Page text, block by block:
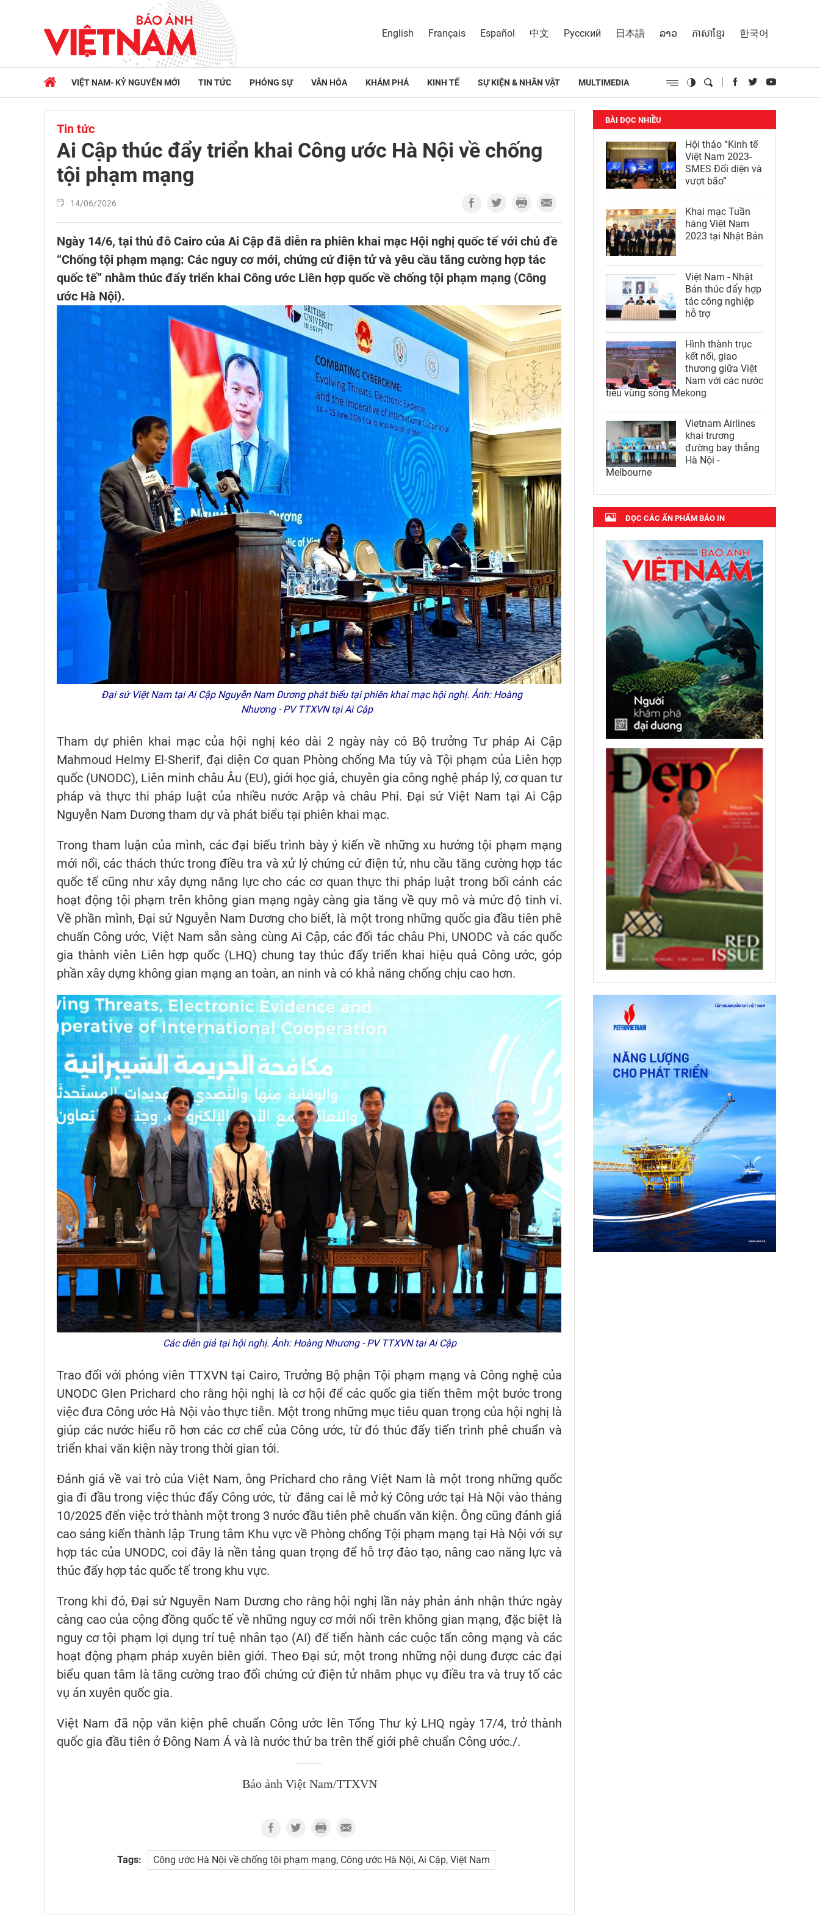
English Français Español 中文 Русский 日本語 ລາວ ភាសាខ្មែរ 한국어
VIỆT NAM- KỶ NGUYÊN MỚI TIN TỨC PHÓNG SỰ VĂN HÓA KHÁM PHÁ KINH TẾ SỰ KIỆN & NHÂN VẬT MULTIMEDIA
Tin tức
Ai Cập thúc đẩy triển khai Công ước Hà Nội về chống
tội phạm mạng
14/06/2026
Ngày 14/6, tại thủ đô Cairo của Ai Cập đã diễn ra phiên khai mạc Hội nghị quốc tế với chủ đề
“Chống tội phạm mạng: Các nguy cơ mới, chứng cứ điện tử và yêu cầu tăng cường hợp tác
quốc tế” nhằm thúc đẩy triển khai Công ước Liên hợp quốc về chống tội phạm mạng (Công
ước Hà Nội).
Đại sứ Việt Nam tại Ai Cập Nguyễn Nam Dương phát biểu tại phiên khai mạc hội nghị. Ảnh: Hoàng
Nhương - PV TTXVN tại Ai Cập
Tham dự phiên khai mạc của hội nghị kéo dài 2 ngày này có Bộ trưởng Tư pháp Ai Cập
Mahmoud Helmy El-Sherif, đại diện Cơ quan Phòng chống Ma túy và Tội phạm của Liên hợp
quốc (UNODC), Liên minh châu Âu (EU), giới học giả, chuyên gia công nghệ pháp lý, cơ quan tư
pháp và thực thi pháp luật của nhiều nước Arập và châu Phi. Đại sứ Việt Nam tại Ai Cập
Nguyễn Nam Dương tham dự và phát biểu tại phiên khai mạc.
Trong tham luận của mình, các đại biểu trình bày ý kiến về những xu hướng tội phạm mạng
mới nổi, các thách thức trong điều tra và xử lý chứng cứ điện tử, nhu cầu tăng cường hợp tác
quốc tế cũng như xây dựng năng lực cho các cơ quan thực thi pháp luật trong bối cảnh các
hoạt động tội phạm trên không gian mạng ngày càng gia tăng về quy mô và mức độ tinh vi.
Về phần mình, Đại sứ Nguyễn Nam Dương cho biết, là một trong những quốc gia đầu tiên phê
chuẩn Công ước, Việt Nam sẵn sàng cùng Ai Cập, các đối tác châu Phi, UNODC và các quốc
gia thành viên Liên hợp quốc (LHQ) chung tay thúc đẩy triển khai hiệu quả Công ước, góp
phần xây dựng không gian mạng an toàn, an ninh và có khả năng chống chịu cao hơn.
Các diễn giả tại hội nghị. Ảnh: Hoàng Nhương - PV TTXVN tại Ai Cập
Trao đổi với phóng viên TTXVN tại Cairo, Trưởng Bộ phận Tội phạm mạng và Công nghệ của
UNODC Glen Prichard cho rằng hội nghị là cơ hội để các quốc gia tiến thêm một bước trong
việc đưa Công ước Hà Nội vào thực tiễn. Một trong những mục tiêu quan trọng của hội nghị là
giúp các nước hiểu rõ hơn các cơ chế của Công ước, từ đó thúc đẩy tiến trình phê chuẩn và
triển khai văn kiện này trong thời gian tới.
Đánh giá về vai trò của Việt Nam, ông Prichard cho rằng Việt Nam là một trong những quốc
gia đi đầu trong việc thúc đẩy Công ước, từ đăng cai lễ mở ký Công ước tại Hà Nội vào tháng
10/2025 đến việc trở thành một trong 3 nước đầu tiên phê chuẩn văn kiện. Ông cũng đánh giá
cao sáng kiến thành lập Trung tâm Khu vực về Phòng chống Tội phạm mạng tại Hà Nội với sự
hợp tác của UNODC, coi đây là nền tảng quan trọng để hỗ trợ đào tạo, nâng cao năng lực và
thúc đẩy hợp tác quốc tế trong khu vực.
Trong khi đó, Đại sứ Nguyễn Nam Dương cho rằng hội nghị lần này phản ánh nhận thức ngày
càng cao của cộng đồng quốc tế về những nguy cơ mới nổi trên không gian mạng, đặc biệt là
nguy cơ tội phạm lợi dụng trí tuệ nhân tạo (AI) để tiến hành các cuộc tấn công mạng và các
hoạt động phạm pháp xuyên biên giới. Theo Đại sứ, một trong những nội dung được các đại
biểu quan tâm là tăng cường trao đổi chứng cứ điện tử nhằm phục vụ điều tra và truy tố các
vụ án xuyên quốc gia.
Việt Nam đã nộp văn kiện phê chuẩn Công ước lên Tổng Thư ký LHQ ngày 17/4, trở thành
quốc gia đầu tiên ở Đông Nam Á và là nước thứ ba trên thế giới phê chuẩn Công ước./.
Báo ảnh Việt Nam/TTXVN
Tags: Công ước Hà Nội về chống tội phạm mạng, Công ước Hà Nội, Ai Cập, Việt Nam
BÀI ĐỌC NHIỀU
Hội thảo “Kinh tế
Việt Nam 2023-
SMES Đối diện và
vượt bão”
Khai mạc Tuần
hàng Việt Nam
2023 tại Nhật Bản
Việt Nam - Nhật
Bản thúc đẩy hợp
tác công nghiệp
hỗ trợ
Hình thành trục
kết nối, giao
thương giữa Việt
Nam với các nước
tiểu vùng sông Mekong
Vietnam Airlines
khai trương
đường bay thẳng
Hà Nội -
Melbourne
ĐỌC CÁC ẤN PHẨM BÁO IN